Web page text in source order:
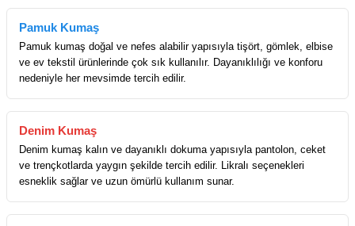
Pamuk Kumaş
Pamuk kumaş doğal ve nefes alabilir yapısıyla tişört, gömlek, elbise
ve ev tekstil ürünlerinde çok sık kullanılır. Dayanıklılığı ve konforu
nedeniyle her mevsimde tercih edilir.
Denim Kumaş
Denim kumaş kalın ve dayanıklı dokuma yapısıyla pantolon, ceket
ve trençkotlarda yaygın şekilde tercih edilir. Likralı seçenekleri
esneklik sağlar ve uzun ömürlü kullanım sunar.